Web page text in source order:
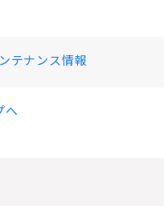
テナンス情報
へ